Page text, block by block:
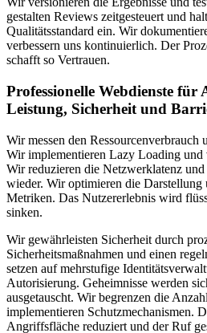
gestalten Reviews zeitgesteuert und
Qualitätsstandard ein. Wir
verbessern uns kontinuierlich. Der
schafft so Vertrauen.
Professionelle Webdienste
Leistung, Sicherheit und
Wir messen den Ressourcenverbrauch
Wir implementieren Lazy Loading und
Wir reduzieren die Netzwerklatenz
wieder. Wir optimieren die Darstellung
Metriken. Das Nutzererlebnis wird
sinken.
Wir gewährleisten Sicherheit durch
Sicherheitsmaßnahmen und einen
setzen auf mehrstufige
Autorisierung. Geheimnisse werden
ausgetauscht. Wir begrenzen die
implementieren Schutzmechanismen.
Angriffsfläche reduziert und der Ruf